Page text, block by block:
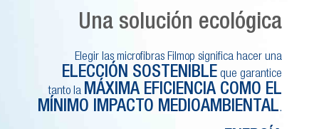
Una solución ecológica
Elegir las microfibras Filmop significa hacer una
ELECCIÓN SOSTENIBLEque garantice
tanto la MÁXIMA EFICIENCIA COMO EL
MÍNIMO IMPACTO MEDIOAMBIENTAL.